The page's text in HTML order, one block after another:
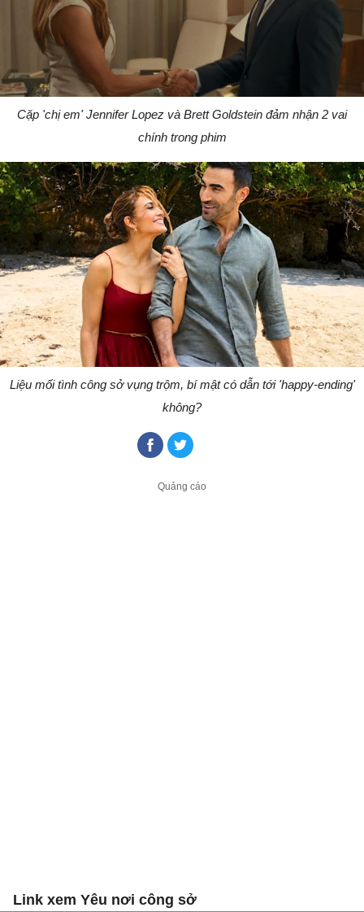
Cặp 'chị em' Jennifer Lopez và Brett Goldstein đảm nhận 2 vai
chính trong phim
Liệu mối tình công sở vụng trộm, bí mật có dẫn tới 'happy-ending'
không?
Link xem Yêu nơi công sở